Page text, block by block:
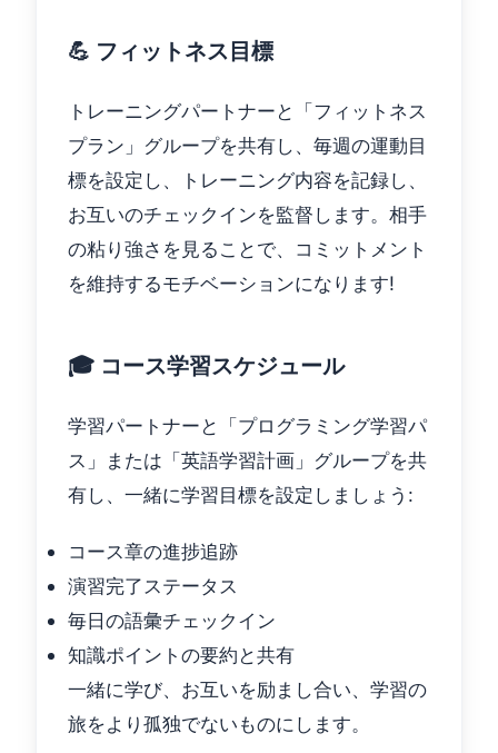
💪 フィットネス目標
トレーニングパートナーと「フィットネス
プラン」グループを共有し、毎週の運動目
標を設定し、トレーニング内容を記録し、
お互いのチェックインを監督します。相手
の粘り強さを見ることで、コミットメント
を維持するモチベーションになります!
🎓 コース学習スケジュール
学習パートナーと「プログラミング学習パ
ス」または「英語学習計画」グループを共
有し、一緒に学習目標を設定しましょう:
コース章の進捗追跡
演習完了ステータス
毎日の語彙チェックイン
知識ポイントの要約と共有
一緒に学び、お互いを励まし合い、学習の
旅をより孤独でないものにします。